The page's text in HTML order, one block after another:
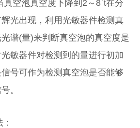
真空泡真空度下降到2～8`t在分
光出现，利用光敏器件检测真
谱(量)来判断真空泡的真空度是
敏器件对检测到的量进行初加
号可作为检测真空泡是否能够
。